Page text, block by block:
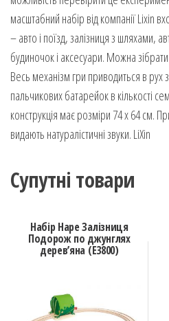
масштабний набір від компанії Lixin
– авто і поїзд, залізниця з шляхами,
будиночок і аксесуари. Можна
Весь механізм гри приводиться в
пальчикових батарейок в кількості
конструкція має розміри 74 х 64 см.
видають натуралістичні звуки. LiXin
Супутні товари
Набір Hape Залізниця
Подорож по джунглях
дерев’яна (E3800)